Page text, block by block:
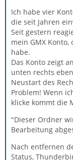
Ich habe vier
die seit Jahren
Seit gestern
mein GMX
habe.
Das Konto zeigt
unten rechts
Neustart des
Problem! Wenn
klicke kommt die
"Dieser Ordner
Bearbeitung
Nach entfernen
Status,